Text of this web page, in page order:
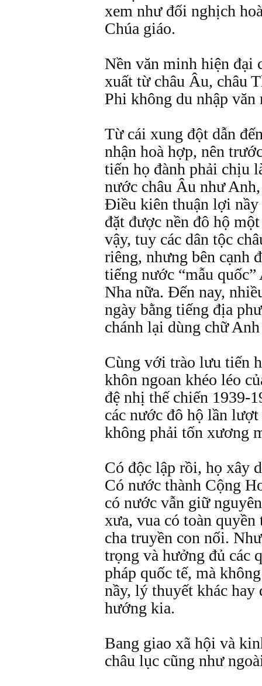
xem như đối nghịch
Chúa giáo.
Nền văn minh hiện đại
xuất từ châu Âu, châu
Phi không du nhập văn
Từ cái xung đột dẫn
nhận hoà hợp, nên
tiến họ đành phải chịu
nước châu Âu như
Điều kiên thuận lợi nầy
đặt được nền đô hộ
vậy, tuy các dân tộc
riêng, nhưng bên cạnh
tiếng nước “mẫu
Nha nữa. Đến nay,
ngày bằng tiếng địa
chánh lại dùng chữ
Cùng với trào lưu tiến
khôn ngoan khéo léo
đệ nhị thế chiến 1939-
các nước đô hộ lần
không phải tốn xương
Có độc lập rồi, họ xây
Có nước thành Cộng
có nước vẫn giữ
xưa, vua có toàn
cha truyền con nối.
trọng và hưởng đủ các
pháp quốc tế, mà
nầy, lý thuyết khác
hướng kia.
Bang giao xã hội và
châu lục cũng như